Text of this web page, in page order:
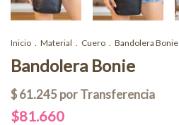
Inicio . Material . Cuero . Bandolera Bonie
Bandolera Bonie
$81.660